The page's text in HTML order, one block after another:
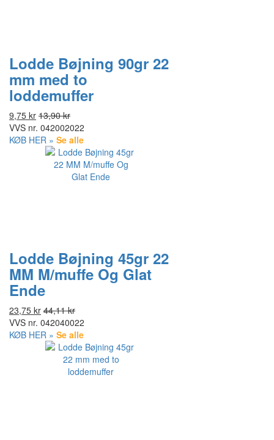
Lodde Bøjning 90gr 22
mm med to
loddemuffer
9,75 kr 13,90 kr
VVS nr. 042002022
KØB HER » Se alle
Lodde Bøjning 45gr 22
MM M/muffe Og Glat
Ende
23,75 kr 44,11 kr
VVS nr. 042040022
KØB HER » Se alle